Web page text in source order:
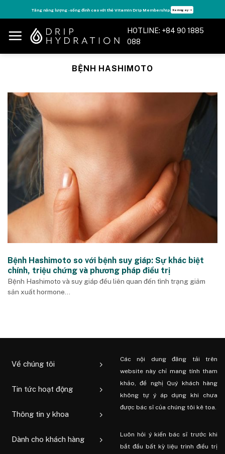
to
content
Tăng năng lượng - sống đỉnh cao với thẻ Vitamin Drip Membership. Xem ngay ➝
HOTLINE: +84 90 1885
088
BỆNH HASHIMOTO
Bệnh Hashimoto so với bệnh suy giáp: Sự khác biệt
chính, triệu chứng và phương pháp điều trị
Bệnh Hashimoto và suy giáp đều liên quan đến tình trạng giảm
sản xuất hormone...
Về chúng tôi
Tin tức hoạt động
Thông tin y khoa
Dành cho khách hàng
Các nội dung đăng tải trên
website này chỉ mang tính tham
khảo, đề nghị Quý khách hàng
không tự ý áp dụng khi chưa
được bác sĩ của chúng tôi kê toa.
Luôn hỏi ý kiến ​​bác sĩ trước khi
bắt đầu bất kỳ liệu trình điều trị